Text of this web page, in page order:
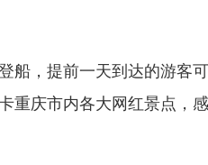
船，提前一天到达的游客
重庆市内各大网红景点，